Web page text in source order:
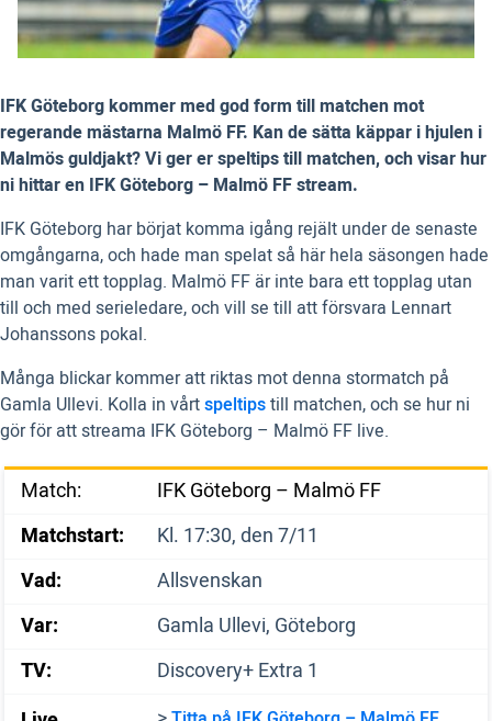
IFK Göteborg kommer med god form till matchen mot
regerande mästarna Malmö FF. Kan de sätta käppar i hjulen i
Malmös guldjakt? Vi ger er speltips till matchen, och visar hur
ni hittar en IFK Göteborg – Malmö FF stream.
IFK Göteborg har börjat komma igång rejält under de senaste
omgångarna, och hade man spelat så här hela säsongen hade
man varit ett topplag. Malmö FF är inte bara ett topplag utan
till och med serieledare, och vill se till att försvara Lennart
Johanssons pokal.
Många blickar kommer att riktas mot denna stormatch på
Gamla Ullevi. Kolla in vårtspeltipstill matchen, och se hur ni
gör för att streama IFK Göteborg – Malmö FF live.
Match:
IFK Göteborg – Malmö FF
Matchstart:
Kl. 17:30, den 7/11
Vad:
Allsvenskan
Var:
Gamla Ullevi, Göteborg
TV:
Discovery+ Extra 1